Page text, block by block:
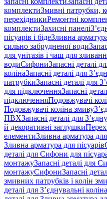
комплектиЗмивні патрубки,
перехідникиРемонтні
комплектиЗахисні панелі
пісуарів і бідеЗливна
сильно забрудненої води
для унітазів і чаш для
водиСифониЗапасні деталі
колінаЗапасні деталі для
патрубкиЗапасні деталі для
для підключенняЗапасні
підключенняПодовжувачі
Подовжувачі коліна змиву
ПВХЗапасні деталі для
й декоративні заглушки
елементиЗливна арматура для
Зливна арматура для пісуарів
деталі для Сифони для
монтажуЗапасні деталі для
монтажуСифониЗапасні
змивних патрубків і колін
деталі для З’єднувальні коліна